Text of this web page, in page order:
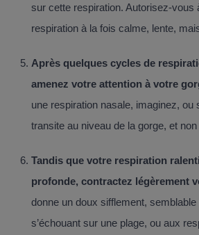
sur cette respiration. Autorisez-vous
respiration à la fois calme, lente,
Après quelques cycles de
amenez votre attention à votre
une respiration nasale, imaginez, ou
transite au niveau de la gorge, et
Tandis que votre respiration
profonde, contractez légèrement
donne un doux sifflement,
s’échouant sur une plage, ou aux